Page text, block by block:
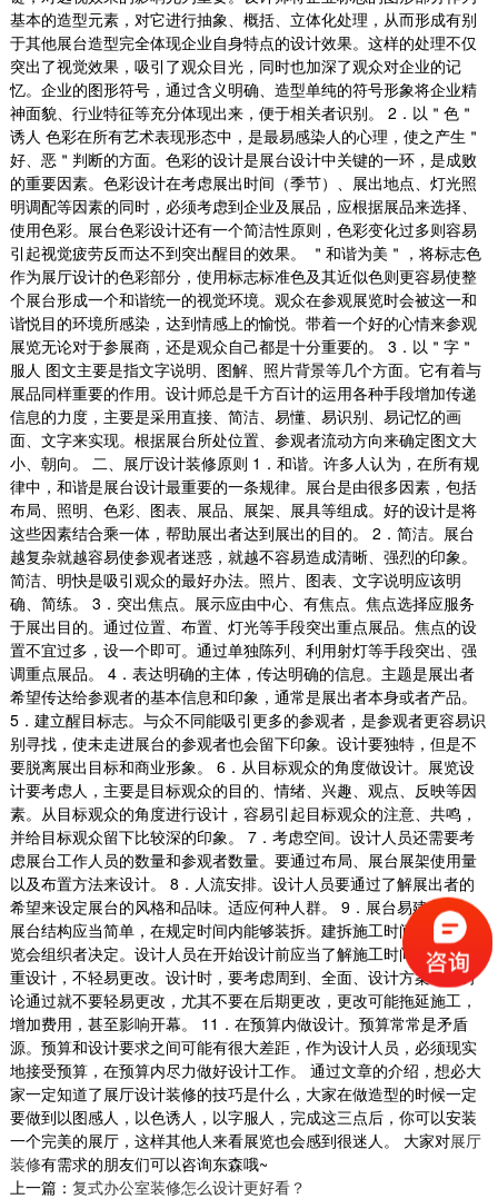
基本的造型元素，对它进行抽象、概括、立体化处理，从而形成有别
于其他展台造型完全体现企业自身特点的设计效果。这样的处理不仅
突出了视觉效果，吸引了观众目光，同时也加深了观众对企业的记
忆。企业的图形符号，通过含义明确、造型单纯的符号形象将企业精
神面貌、行业特征等充分体现出来，便于相关者识别。 2．以＂色＂
诱人 色彩在所有艺术表现形态中，是最易感染人的心理，使之产生＂
好、恶＂判断的方面。色彩的设计是展台设计中关键的一环，是成败
的重要因素。色彩设计在考虑展出时间（季节）、展出地点、灯光照
明调配等因素的同时，必须考虑到企业及展品，应根据展品来选择、
使用色彩。展台色彩设计还有一个简洁性原则，色彩变化过多则容易
引起视觉疲劳反而达不到突出醒目的效果。 ＂和谐为美＂，将标志色
作为展厅设计的色彩部分，使用标志标准色及其近似色则更容易使整
个展台形成一个和谐统一的视觉环境。观众在参观展览时会被这一和
谐悦目的环境所感染，达到情感上的愉悦。带着一个好的心情来参观
展览无论对于参展商，还是观众自己都是十分重要的。 3．以＂字＂
服人 图文主要是指文字说明、图解、照片背景等几个方面。它有着与
展品同样重要的作用。设计师总是千方百计的运用各种手段增加传递
信息的力度，主要是采用直接、简洁、易懂、易识别、易记忆的画
面、文字来实现。根据展台所处位置、参观者流动方向来确定图文大
小、朝向。 二、展厅设计装修原则 1．和谐。许多人认为，在所有规
律中，和谐是展台设计最重要的一条规律。展台是由很多因素，包括
布局、照明、色彩、图表、展品、展架、展具等组成。好的设计是将
这些因素结合乘一体，帮助展出者达到展出的目的。 2．简洁。展台
越复杂就越容易使参观者迷惑，就越不容易造成清晰、强烈的印象。
简洁、明快是吸引观众的最好办法。照片、图表、文字说明应该明
确、简练。 3．突出焦点。展示应由中心、有焦点。焦点选择应服务
于展出目的。通过位置、布置、灯光等手段突出重点展品。焦点的设
置不宜过多，设一个即可。通过单独陈列、利用射灯等手段突出、强
调重点展品。 4．表达明确的主体，传达明确的信息。主题是展出者
希望传达给参观者的基本信息和印象，通常是展出者本身或者产品。
5．建立醒目标志。与众不同能吸引更多的参观者，是参观者更容易识
别寻找，使未走进展台的参观者也会留下印象。设计要独特，但是不
要脱离展出目标和商业形象。 6．从目标观众的角度做设计。展览设
计要考虑人，主要是目标观众的目的、情绪、兴趣、观点、反映等因
素。从目标观众的角度进行设计，容易引起目标观众的注意、共鸣，
并给目标观众留下比较深的印象。 7．考虑空间。设计人员还需要考
虑展台工作人员的数量和参观者数量。要通过布局、展台展架使用量
以及布置方法来设计。 8．人流安排。设计人员要通过了解展出者的
希望来设定展台的风格和品味。适应何种人群。 9．展台易建易拆。
展台结构应当简单，在规定时间内能够装拆。建拆施工时间通常由展
览会组织者决定。设计人员在开始设计前应当了解施工时间。 10．慎
重设计，不轻易更改。设计时，要考虑周到、全面、设计方案一旦讨
论通过就不要轻易更改，尤其不要在后期更改，更改可能拖延施工，
增加费用，甚至影响开幕。 11．在预算内做设计。预算常常是矛盾
源。预算和设计要求之间可能有很大差距，作为设计人员，必须现实
地接受预算，在预算内尽力做好设计工作。 通过文章的介绍，想必大
家一定知道了展厅设计装修的技巧是什么，大家在做造型的时候一定
要做到以图感人，以色诱人，以字服人，完成这三点后，你可以安装
一个完美的展厅，这样其他人来看展览也会感到很迷人。 大家对展厅
装修有需求的朋友们可以咨询东森哦~
上一篇： 复式办公室装修怎么设计更好看？
广州餐饮店铺装修
2018-08-29
坪山工厂办公厂房装修
大面积黄色的应用，更是增进了人们之间的亲
近。公司的人性化无不是给了员工们一种家的的
感觉。这个...
2018-07-30